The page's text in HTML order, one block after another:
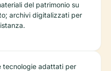
del patrimonio su
archivi digitalizzati per
tecnologie adattati per